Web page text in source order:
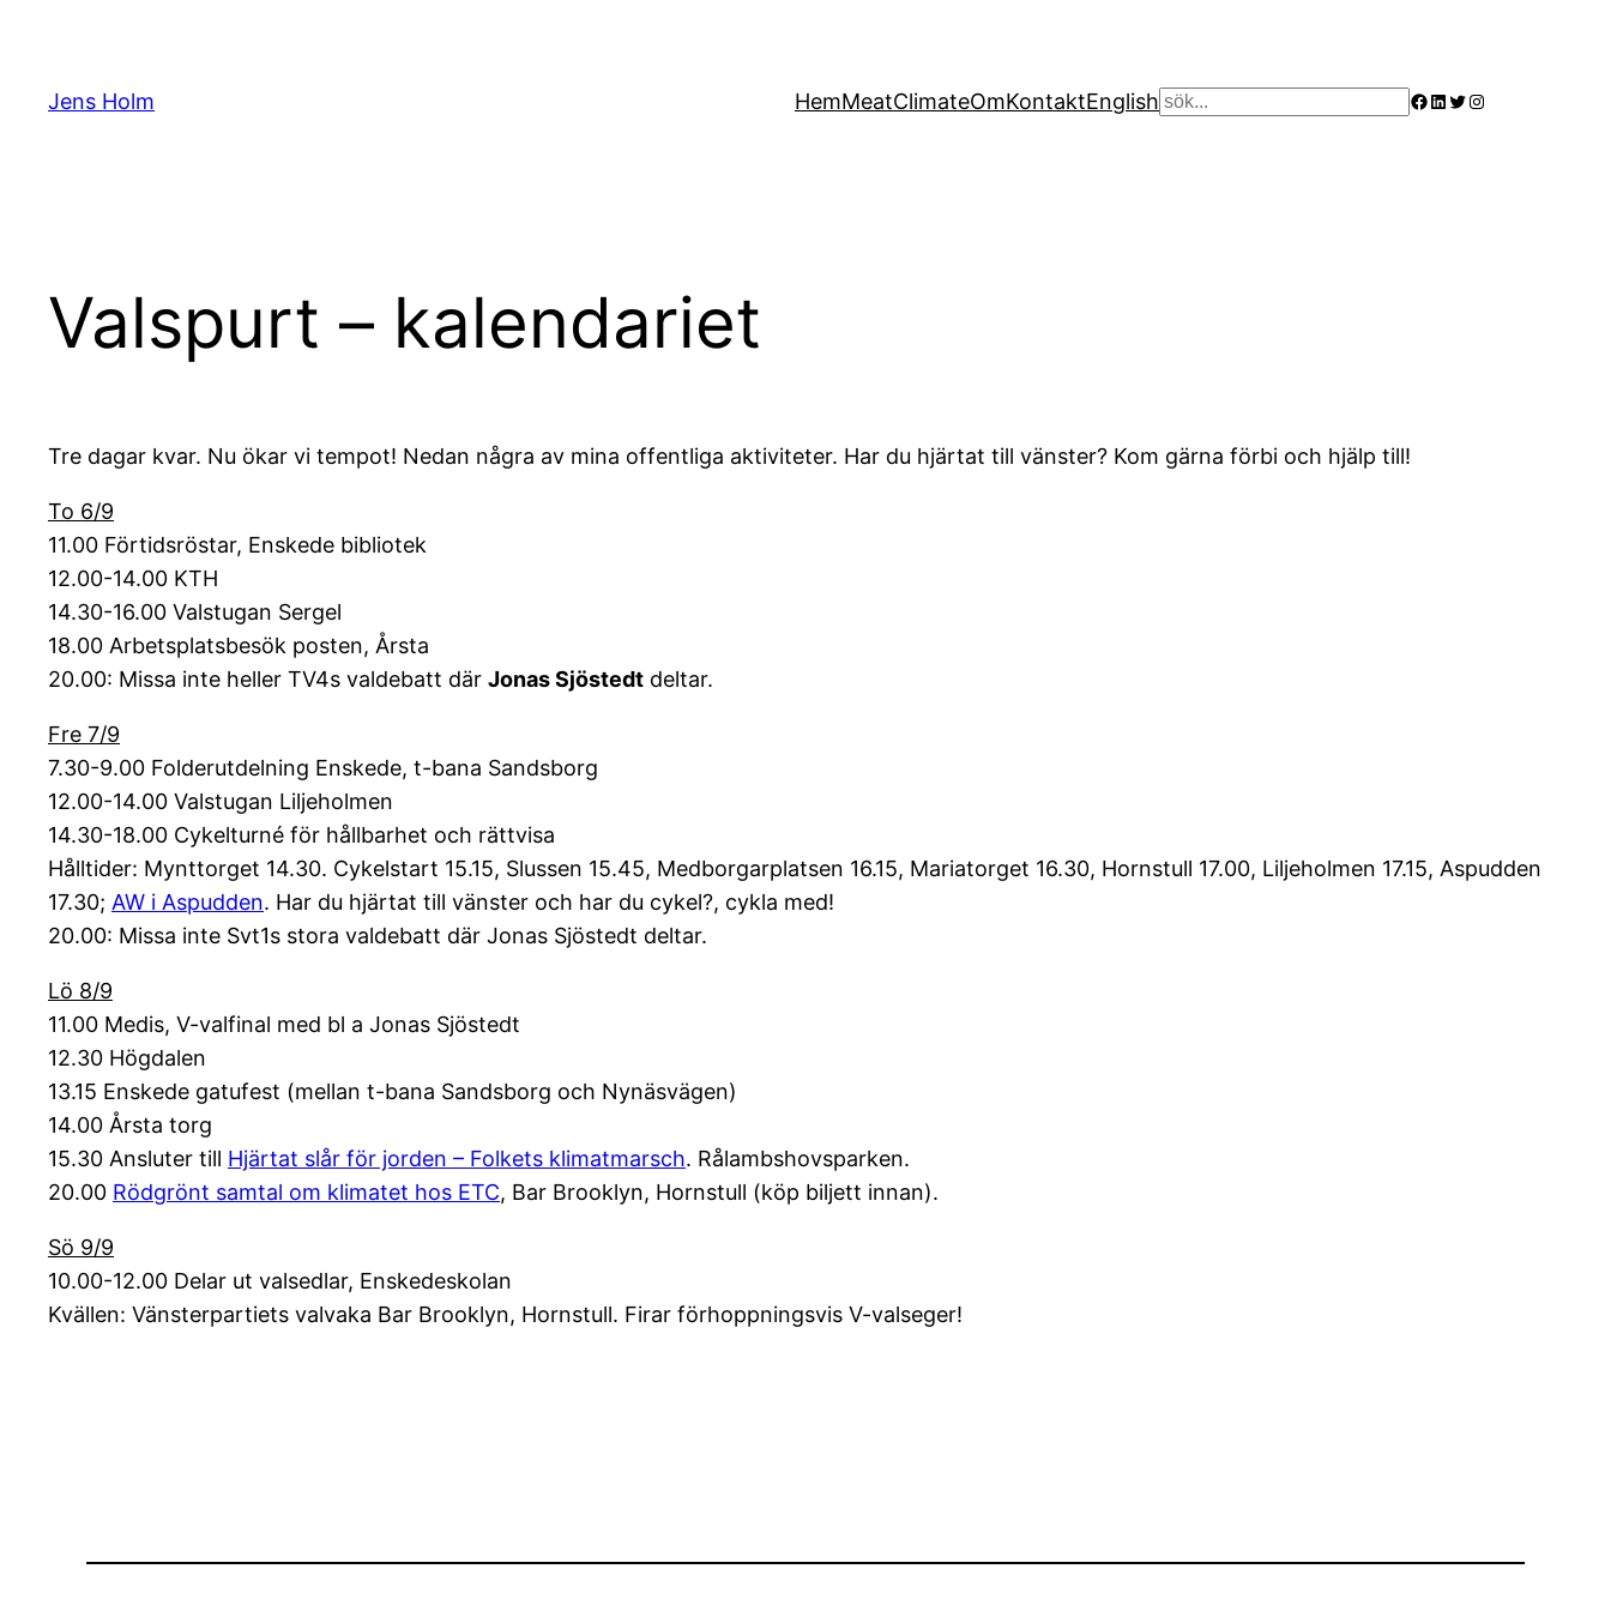
innehåll
Jens Holm HemMeatClimateOmKontaktEnglish Sök Facebook
LinkedIn
Twitter
Instagram
Valspurt – kalendariet
Tre dagar kvar. Nu ökar vi tempot! Nedan några av mina offentliga aktiviteter. Har du hjärtat till vänster? Kom gärna förbi och hjälp till!
To 6/9
11.00 Förtidsröstar, Enskede bibliotek
12.00-14.00 KTH
14.30-16.00 Valstugan Sergel
18.00 Arbetsplatsbesök posten, Årsta
20.00: Missa inte heller TV4s valdebatt där Jonas Sjöstedt deltar.
Fre 7/9
7.30-9.00 Folderutdelning Enskede, t-bana Sandsborg
12.00-14.00 Valstugan Liljeholmen
14.30-18.00 Cykelturné för hållbarhet och rättvisa
Hålltider: Mynttorget 14.30. Cykelstart 15.15, Slussen 15.45, Medborgarplatsen 16.15, Mariatorget 16.30, Hornstull 17.00, Liljeholmen 17.15, Aspudden
17.30; AW i Aspudden. Har du hjärtat till vänster och har du cykel?, cykla med!
20.00: Missa inte Svt1s stora valdebatt där Jonas Sjöstedt deltar.
Lö 8/9
11.00 Medis, V-valfinal med bl a Jonas Sjöstedt
12.30 Högdalen
13.15 Enskede gatufest (mellan t-bana Sandsborg och Nynäsvägen)
14.00 Årsta torg
15.30 Ansluter till Hjärtat slår för jorden – Folkets klimatmarsch. Rålambshovsparken.
20.00 Rödgrönt samtal om klimatet hos ETC, Bar Brooklyn, Hornstull (köp biljett innan).
Sö 9/9
10.00-12.00 Delar ut valsedlar, Enskedeskolan
Kvällen: Vänsterpartiets valvaka Bar Brooklyn, Hornstull. Firar förhoppningsvis V-valseger!